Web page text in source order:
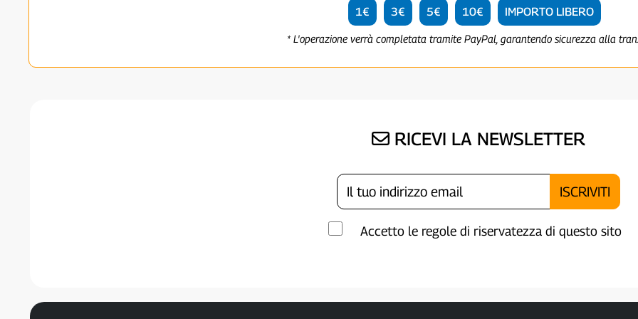
1€ 3€ 5€ 10€ IMPORTO LIBERO
* L'operazione verrà completata tramite PayPal, garantendo sicurezza alla
RICEVI LA NEWSLETTER
Accetto le regole di riservatezza di questo sito